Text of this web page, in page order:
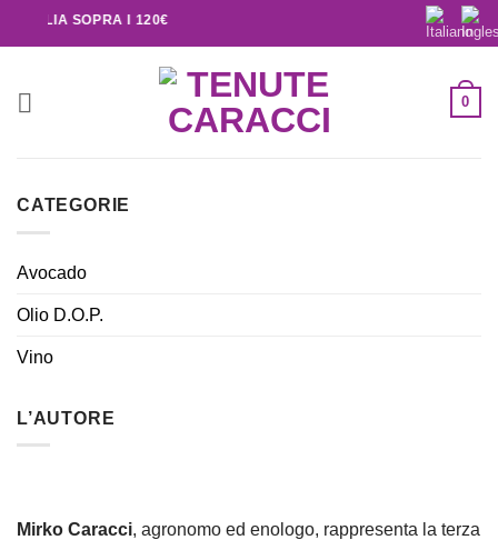
SOPRA I 120€
0
CATEGORIE
Avocado
Olio D.O.P.
Vino
L’AUTORE
Mirko Caracci, agronomo ed enologo, rappresenta la terza